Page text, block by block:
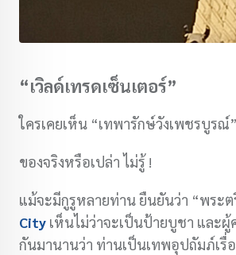
“เวิลด์เทรดเซ็นเตอร์”
ใครเคยเห็น “เทพารักษ์วังเพชรบูรณ์
ของจริงหรือเปล่า ไม่รู้ !
แม้จะมีกูรูหลายท่าน ยืนยันว่า “พระ
City เห็นไม่ว่าจะเป็นป้ายบูชา และ
กันมานานว่า ท่านเป็นเทพอุปถัมภ์เรื่อ